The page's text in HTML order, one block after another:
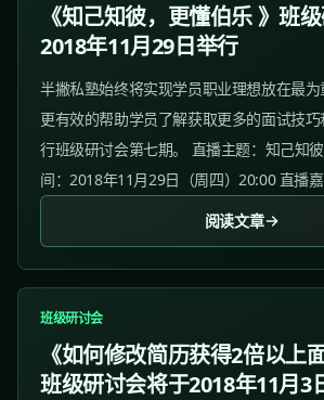
《知己知彼，更懂伯乐 》班
2018年11月29日举行
半撇私塾始终将实现学员职业理想放在最
更有效的帮助学员了解获取更多的面试技
行班级研讨会第七期。 直播主题：知己知
间：2018年11月29日（周四）20:00 直播
运营经理 姚蕾 直播内容： 1. 面试者的从一
2....
阅读文章
班级研讨会
《如何修改简历获得2倍以上
班级研讨会将于2018年11月3